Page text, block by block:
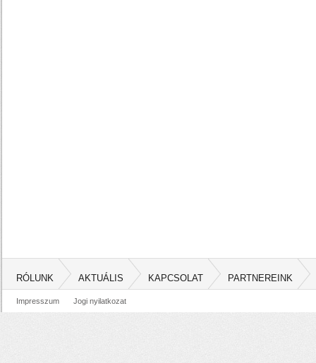
RÓLUNK AKTUÁLIS KAPCSOLAT PARTNEREINK
Impresszum Jogi nyilatkozat